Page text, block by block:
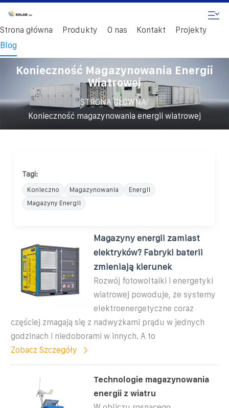
Strona główna Produkty O nas Kontakt
Projekty
Blog
Konieczność Magazynowania Energii
Wiatrowej
STRONA GŁÓWNA/
Konieczność magazynowania energii wiatrowej
Tagi:
Konieczno Magazynowania
Energii
Magazyny Energii
Magazyny energii zamiast
elektryków? Fabryki baterii
zmieniają kierunek
Rozwój fotowoltaiki i energetyki
wiatrowej powoduje, że systemy
elektroenergetyczne coraz
częściej zmagają się z nadwyżkami prądu w jednych
godzinach i niedoborami w innych. A to
Zobacz Szczegóły
Technologie magazynowania
energii z wiatru